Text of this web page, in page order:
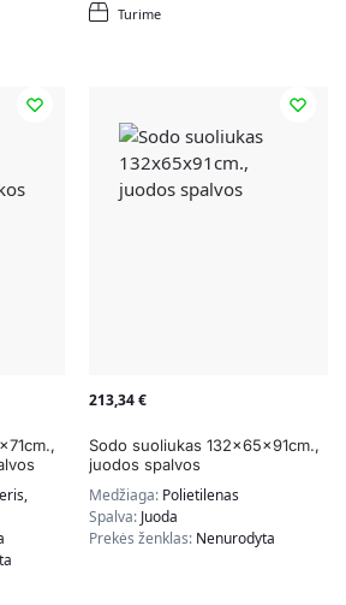
Turime
213,34€
Sodo suoliukas 132x65x91cm.,
juodos spalvos
Medžiaga: Polietilenas
Spalva: Juoda
Prekės ženklas: Nenurodyta